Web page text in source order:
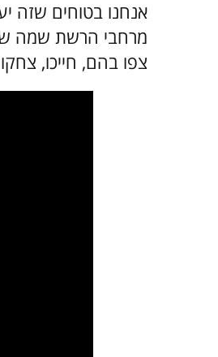
מרחבי הרשת שמה
צפו בהם, חייכו,